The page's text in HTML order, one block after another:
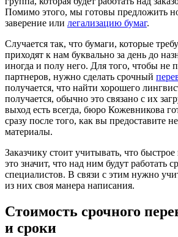
Помимо этого, мы готовы предложить
заверение или легализацию бумаг.
Случается так, что бумаги, которые
приходят к нам буквально за день до
иногда и полу него. Для того, чтобы не
партнеров, нужно сделать срочный
получается, что найти хорошего
получается, обычно это связано с их
выход есть всегда, бюро Кожевникова
сразу после того, как вы предоставите
материалы.
Заказчику стоит учитывать, что быстрое
это значит, что над ним будут работать
специалистов. В связи с этим нужно
из них своя манера написания.
Стоимость срочного
и сроки